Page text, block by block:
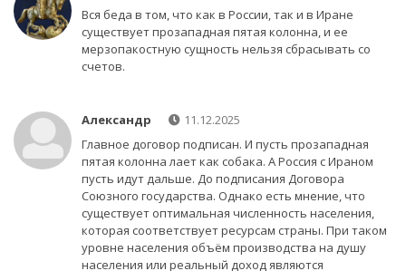
Вся беда в том, что как в России, так и в Иране
существует прозападная пятая колонна, и ее
мерзопакостную сущность нельзя сбрасывать со
счетов.
Александр
11.12.2025
Главное договор подписан. И пусть прозападная
пятая колонна лает как собака. А Россия с Ираном
пусть идут дальше. До подписания Договора
Союзного государства. Однако есть мнение, что
существует оптимальная численность населения,
которая соответствует ресурсам страны. При таком
уровне населения объём производства на душу
населения или реальный доход являются